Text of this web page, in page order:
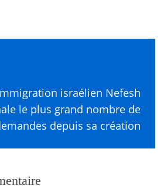
israélien Nefesh
le plus grand nombre de
depuis sa création